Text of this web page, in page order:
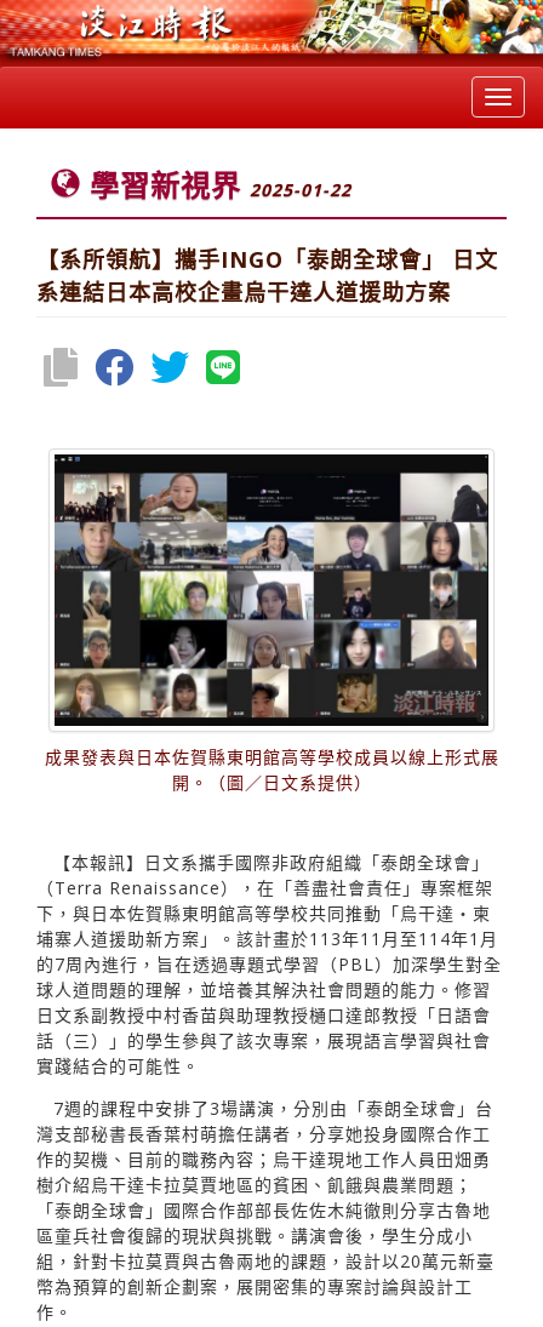
學習新視界 2025-01-22
【系所領航】攜手INGO「泰朗全球會」 日文
系連結日本高校企畫烏干達人道援助方案
成果發表與日本佐賀縣東明館高等學校成員以線上形式展
開。（圖／日文系提供）
【本報訊】日文系攜手國際非政府組織「泰朗全球會」
（Terra Renaissance），在「善盡社會責任」專案框架
下，與日本佐賀縣東明館高等學校共同推動「烏干達・柬
埔寨人道援助新方案」。該計畫於113年11月至114年1月
的7周內進行，旨在透過專題式學習（PBL）加深學生對全
球人道問題的理解，並培養其解決社會問題的能力。修習
日文系副教授中村香苗與助理教授樋口達郎教授「日語會
話（三）」的學生參與了該次專案，展現語言學習與社會
實踐結合的可能性。
7週的課程中安排了3場講演，分別由「泰朗全球會」台
灣支部秘書長香葉村萌擔任講者，分享她投身國際合作工
作的契機、目前的職務內容；烏干達現地工作人員田畑勇
樹介紹烏干達卡拉莫賈地區的貧困、飢餓與農業問題；
「泰朗全球會」國際合作部部長佐佐木純徹則分享古魯地
區童兵社會復歸的現狀與挑戰。講演會後，學生分成小
組，針對卡拉莫賈與古魯兩地的課題，設計以20萬元新臺
幣為預算的創新企劃案，展開密集的專案討論與設計工
作。